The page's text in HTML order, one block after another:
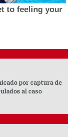
to feeling your
por captura de
al caso